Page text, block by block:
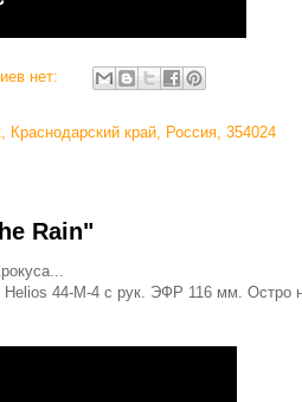
нет:
край, Россия, 354024
Rain"
Helios 44-M-4 с рук. ЭФР 116 мм. Остро